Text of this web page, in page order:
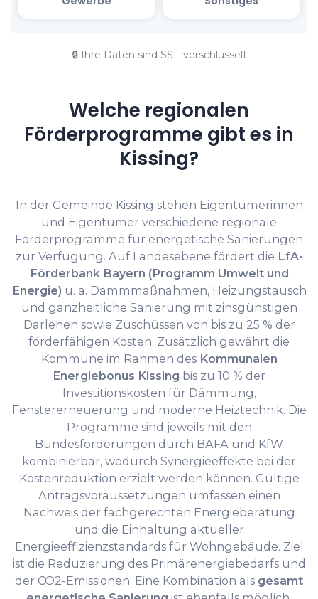
🔒 Ihre Daten sind SSL-verschlüsselt
Welche regionalen
Förderprogramme gibt es in
Kissing?
In der Gemeinde Kissing stehen Eigentümerinnen
und Eigentümer verschiedene regionale
Förderprogramme für energetische Sanierungen
zur Verfügung. Auf Landesebene fördert die LfA-
Förderbank Bayern (Programm Umwelt und
Energie) u. a. Dämmmaßnahmen, Heizungstausch
und ganzheitliche Sanierung mit zinsgünstigen
Darlehen sowie Zuschüssen von bis zu 25 % der
förderfähigen Kosten. Zusätzlich gewährt die
Kommune im Rahmen des Kommunalen
Energiebonus Kissing bis zu 10 % der
Investitionskosten für Dämmung,
Fenstererneuerung und moderne Heiztechnik. Die
Programme sind jeweils mit den
Bundesförderungen durch BAFA und KfW
kombinierbar, wodurch Synergieeffekte bei der
Kostenreduktion erzielt werden können. Gültige
Antragsvoraussetzungen umfassen einen
Nachweis der fachgerechten Energieberatung
und die Einhaltung aktueller
Energieeffizienzstandards für Wohngebäude. Ziel
ist die Reduzierung des Primärenergiebedarfs und
der CO2-Emissionen. Eine Kombination als gesamt